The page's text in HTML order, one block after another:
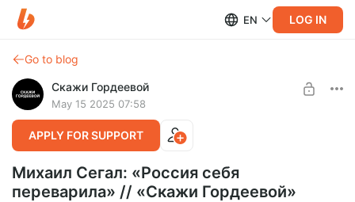
EN LOG IN
Go to blog
Скажи Гордеевой
May 15 2025 07:58
APPLY FOR SUPPORT
Михаил Сегал: «Россия себя
переварила» // «Скажи Гордеевой»